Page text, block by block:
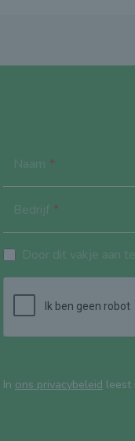
Naam
Bedrijf
Door dit vakje aan
In ons privacybeleid leest